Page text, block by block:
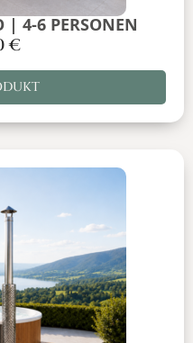
| 4-6 PERSONEN
€